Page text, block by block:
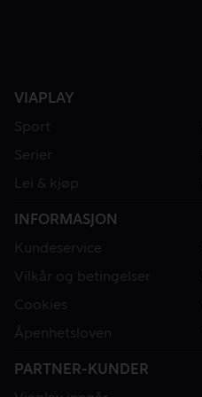
VIAPLAY
Sport
Serier
Lei & kjøp
INFORMASJON
Kundeservice
Vilkår og betingelser
Cookies
Åpenhetsloven
PARTNER-KUNDER